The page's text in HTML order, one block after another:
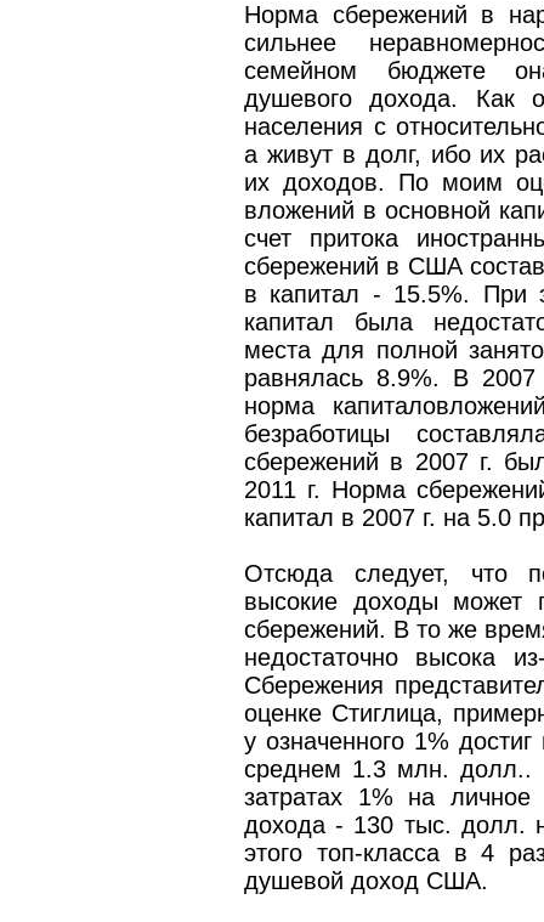
Норма сбережений в
сильнее
семейном бюджете
душевого дохода. Как
населения с
а живут в долг, ибо их
их доходов. По моим
вложений в основной
счет притока
сбережений в США
в капитал - 15.5%. При
капитал была
места для полной
равнялась 8.9%. В 2007
норма
безработицы
сбережений в 2007 г.
2011 г. Норма
капитал в 2007 г. на 5.0
Отсюда следует, что
высокие доходы может
сбережений. В то же
недостаточно высока
Сбережения
оценке Стиглица,
у означенного 1%
среднем 1.3 млн. долл..
затратах 1% на личное
дохода - 130 тыс. долл.
этого топ-класса в 4
душевой доход США.